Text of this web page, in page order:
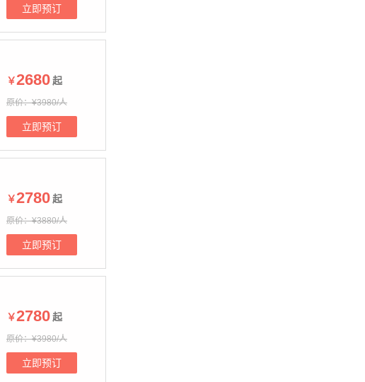
立即预订
￥2680起
原价：¥3980/人
立即预订
￥2780起
原价：¥3880/人
立即预订
￥2780起
原价：¥3980/人
立即预订